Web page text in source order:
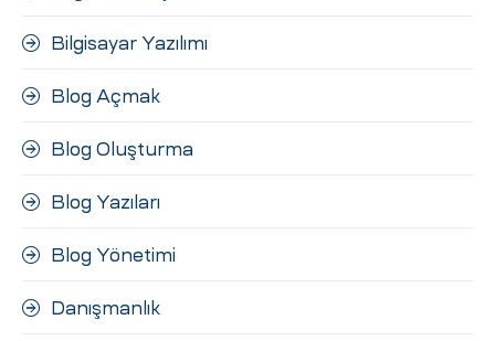
Bilgisayar Yazılımı
Blog Açmak
Blog Oluşturma
Blog Yazıları
Blog Yönetimi
Danışmanlık